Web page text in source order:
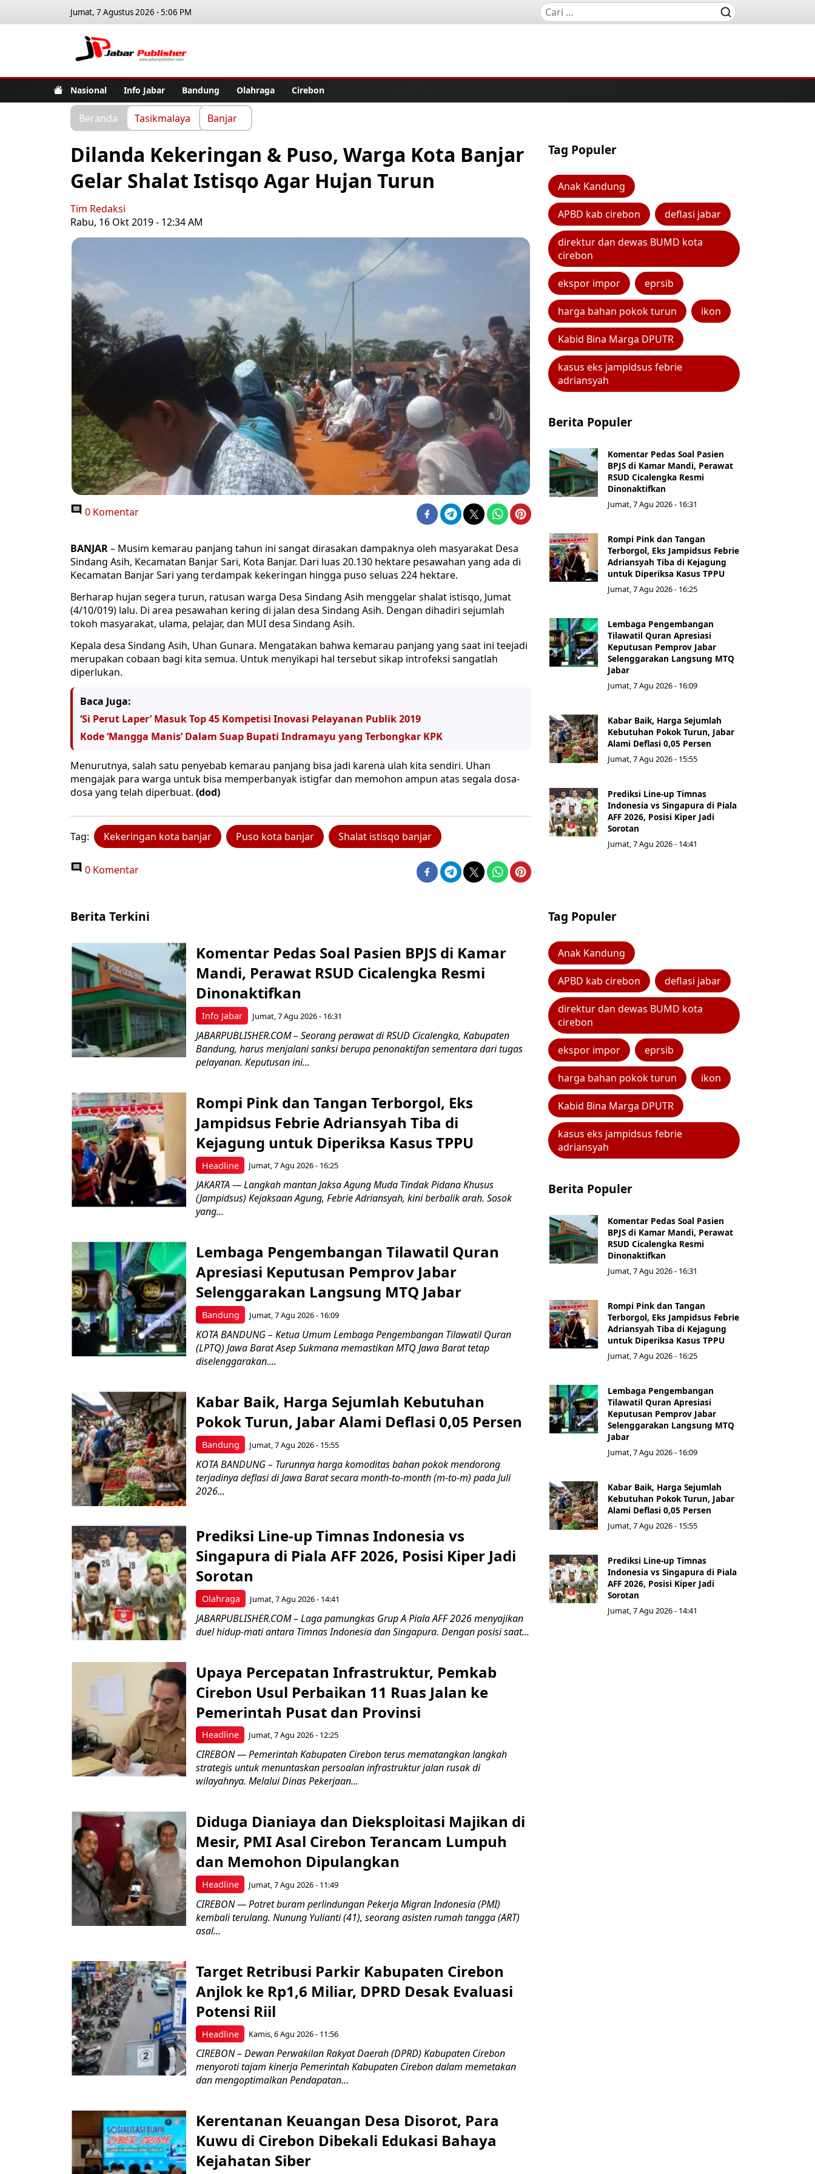
Jumat, 7 Agustus 2026 - 5:06 PM
Nasional Info Jabar Bandung Olahraga Cirebon
Beranda Tasikmalaya Banjar
Dilanda Kekeringan & Puso, Warga Kota Banjar
Gelar Shalat Istisqo Agar Hujan Turun
Tim Redaksi
Rabu, 16 Okt 2019 - 12:34 AM
0 Komentar
BANJAR– Musim kemarau panjang tahun ini sangat dirasakan dampaknya oleh masyarakat Desa
Sindang Asih, Kecamatan Banjar Sari, Kota Banjar. Dari luas 20.130 hektare pesawahan yang ada di
Kecamatan Banjar Sari yang terdampak kekeringan hingga puso seluas 224 hektare.
Berharap hujan segera turun, ratusan warga Desa Sindang Asih menggelar shalat istisqo, Jumat
(4/10/019) lalu. Di area pesawahan kering di jalan desa Sindang Asih. Dengan dihadiri sejumlah
tokoh masyarakat, ulama, pelajar, dan MUI desa Sindang Asih.
Kepala desa Sindang Asih, Uhan Gunara. Mengatakan bahwa kemarau panjang yang saat ini teejadi
merupakan cobaan bagi kita semua. Untuk menyikapi hal tersebut sikap introfeksi sangatlah
diperlukan.
Baca Juga:
‘Si Perut Laper’ Masuk Top 45 Kompetisi Inovasi Pelayanan Publik 2019
Kode ‘Mangga Manis’ Dalam Suap Bupati Indramayu yang Terbongkar KPK
Menurutnya, salah satu penyebab kemarau panjang bisa jadi karena ulah kita sendiri. Uhan
mengajak para warga untuk bisa memperbanyak istigfar dan memohon ampun atas segala dosa-
dosa yang telah diperbuat. (dod)
Tag: Kekeringan kota banjar Puso kota banjar Shalat istisqo banjar
0 Komentar
Tag Populer
Anak Kandung
APBD kab cirebon deflasi jabar
direktur dan dewas BUMD kota
cirebon
ekspor impor eprsib
harga bahan pokok turun ikon
Kabid Bina Marga DPUTR
kasus eks jampidsus febrie
adriansyah
Berita Populer
Komentar Pedas Soal Pasien
BPJS di Kamar Mandi, Perawat
RSUD Cicalengka Resmi
Dinonaktifkan
Jumat, 7 Agu 2026 - 16:31
Rompi Pink dan Tangan
Terborgol, Eks Jampidsus Febrie
Adriansyah Tiba di Kejagung
untuk Diperiksa Kasus TPPU
Jumat, 7 Agu 2026 - 16:25
Lembaga Pengembangan
Tilawatil Quran Apresiasi
Keputusan Pemprov Jabar
Selenggarakan Langsung MTQ
Jabar
Jumat, 7 Agu 2026 - 16:09
Kabar Baik, Harga Sejumlah
Kebutuhan Pokok Turun, Jabar
Alami Deflasi 0,05 Persen
Jumat, 7 Agu 2026 - 15:55
Prediksi Line-up Timnas
Indonesia vs Singapura di Piala
AFF 2026, Posisi Kiper Jadi
Sorotan
Jumat, 7 Agu 2026 - 14:41
Berita Terkini
Info Jabar
Komentar Pedas Soal Pasien BPJS di Kamar
Mandi, Perawat RSUD Cicalengka Resmi
Dinonaktifkan
Jumat, 7 Agu 2026 - 16:31
JABARPUBLISHER.COM – Seorang perawat di RSUD Cicalengka, Kabupaten
Bandung, harus menjalani sanksi berupa penonaktifan sementara dari tugas
pelayanan. Keputusan ini...
Headline
Rompi Pink dan Tangan Terborgol, Eks
Jampidsus Febrie Adriansyah Tiba di
Kejagung untuk Diperiksa Kasus TPPU
Jumat, 7 Agu 2026 - 16:25
JAKARTA — Langkah mantan Jaksa Agung Muda Tindak Pidana Khusus
(Jampidsus) Kejaksaan Agung, Febrie Adriansyah, kini berbalik arah. Sosok
yang...
Bandung
Lembaga Pengembangan Tilawatil Quran
Apresiasi Keputusan Pemprov Jabar
Selenggarakan Langsung MTQ Jabar
Jumat, 7 Agu 2026 - 16:09
KOTA BANDUNG – Ketua Umum Lembaga Pengembangan Tilawatil Quran
(LPTQ) Jawa Barat Asep Sukmana memastikan MTQ Jawa Barat tetap
diselenggarakan....
Bandung
Kabar Baik, Harga Sejumlah Kebutuhan
Pokok Turun, Jabar Alami Deflasi 0,05 Persen
Jumat, 7 Agu 2026 - 15:55
KOTA BANDUNG – Turunnya harga komoditas bahan pokok mendorong
terjadinya deflasi di Jawa Barat secara month-to-month (m-to-m) pada Juli
2026...
Olahraga
Prediksi Line-up Timnas Indonesia vs
Singapura di Piala AFF 2026, Posisi Kiper Jadi
Sorotan
Jumat, 7 Agu 2026 - 14:41
JABARPUBLISHER.COM – Laga pamungkas Grup A Piala AFF 2026 menyajikan
duel hidup-mati antara Timnas Indonesia dan Singapura. Dengan posisi saat...
Headline
Upaya Percepatan Infrastruktur, Pemkab
Cirebon Usul Perbaikan 11 Ruas Jalan ke
Pemerintah Pusat dan Provinsi
Jumat, 7 Agu 2026 - 12:25
CIREBON — Pemerintah Kabupaten Cirebon terus mematangkan langkah
strategis untuk menuntaskan persoalan infrastruktur jalan rusak di
wilayahnya. Melalui Dinas Pekerjaan...
Headline
Diduga Dianiaya dan Dieksploitasi Majikan di
Mesir, PMI Asal Cirebon Terancam Lumpuh
dan Memohon Dipulangkan
Jumat, 7 Agu 2026 - 11:49
CIREBON — Potret buram perlindungan Pekerja Migran Indonesia (PMI)
kembali terulang. Nunung Yulianti (41), seorang asisten rumah tangga (ART)
asal...
Headline
Target Retribusi Parkir Kabupaten Cirebon
Anjlok ke Rp1,6 Miliar, DPRD Desak Evaluasi
Potensi Riil
Kamis, 6 Agu 2026 - 11:56
CIREBON – Dewan Perwakilan Rakyat Daerah (DPRD) Kabupaten Cirebon
menyoroti tajam kinerja Pemerintah Kabupaten Cirebon dalam memetakan
dan mengoptimalkan Pendapatan...
Kerentanan Keuangan Desa Disorot, Para
Kuwu di Cirebon Dibekali Edukasi Bahaya
Kejahatan Siber
Tag Populer
Anak Kandung
APBD kab cirebon deflasi jabar
direktur dan dewas BUMD kota
cirebon
ekspor impor eprsib
harga bahan pokok turun ikon
Kabid Bina Marga DPUTR
kasus eks jampidsus febrie
adriansyah
Berita Populer
Komentar Pedas Soal Pasien
BPJS di Kamar Mandi, Perawat
RSUD Cicalengka Resmi
Dinonaktifkan
Jumat, 7 Agu 2026 - 16:31
Rompi Pink dan Tangan
Terborgol, Eks Jampidsus Febrie
Adriansyah Tiba di Kejagung
untuk Diperiksa Kasus TPPU
Jumat, 7 Agu 2026 - 16:25
Lembaga Pengembangan
Tilawatil Quran Apresiasi
Keputusan Pemprov Jabar
Selenggarakan Langsung MTQ
Jabar
Jumat, 7 Agu 2026 - 16:09
Kabar Baik, Harga Sejumlah
Kebutuhan Pokok Turun, Jabar
Alami Deflasi 0,05 Persen
Jumat, 7 Agu 2026 - 15:55
Prediksi Line-up Timnas
Indonesia vs Singapura di Piala
AFF 2026, Posisi Kiper Jadi
Sorotan
Jumat, 7 Agu 2026 - 14:41